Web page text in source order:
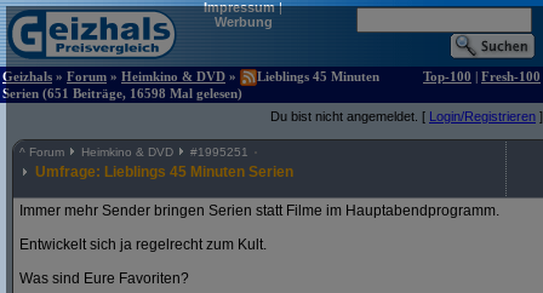
Impressum|
Werbung
Geizhals » Forum » Heimkino & DVD »
Lieblings 45 Minuten
Serien (651 Beiträge, 16598 Mal gelesen)
Top-100 | Fresh-100
Du bist nicht angemeldet. [ Login/Registrieren ]
^ Forum Heimkino & DVD #1995251
Umfrage: Lieblings 45 Minuten Serien
Immer mehr Sender bringen Serien statt Filme im Hauptabendprogramm.
Entwickelt sich ja regelrecht zum Kult.
Was sind Eure Favoriten?